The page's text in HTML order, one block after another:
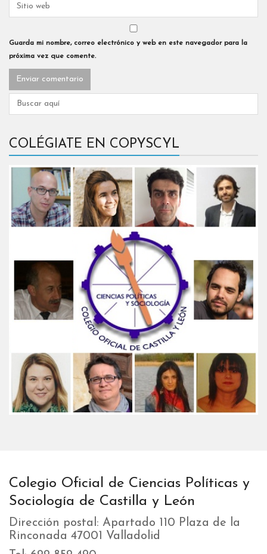
Guarda mi nombre, correo electrónico y web en este navegador para la
próxima vez que comente.
COLÉGIATE EN COPYSCYL
Colegio Oficial de Ciencias Políticas y
Sociología de Castilla y León
Dirección postal: Apartado 110 Plaza de la
Rinconada 47001 Valladolid